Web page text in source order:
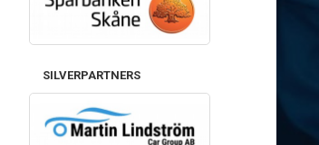
SILVERPARTNERS